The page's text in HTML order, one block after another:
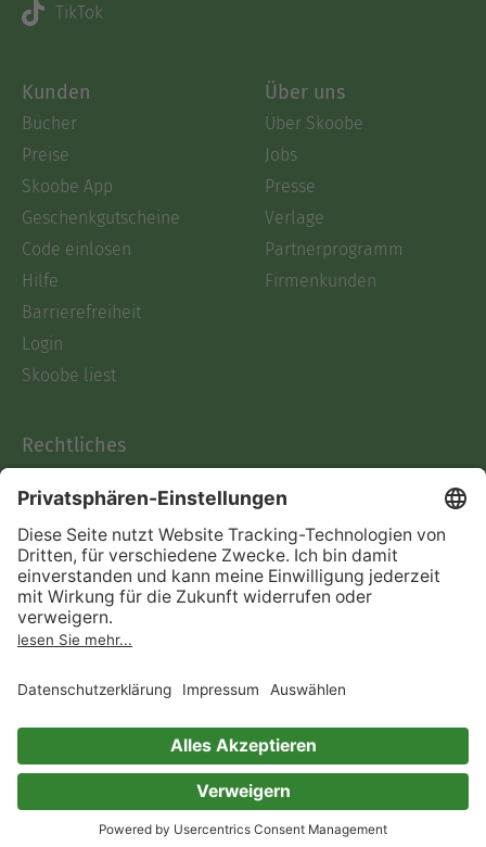
TikTok
Kunden
Bücher
Preise
Skoobe App
Geschenkgutscheine
Code einlösen
Hilfe
Barrierefreiheit
Login
Skoobe liest
Über uns
Über Skoobe
Jobs
Presse
Verlage
Partnerprogramm
Firmenkunden
Rechtliches
AGB
Informationen nach Data
Act
Verträge hier kündigen
Impressum
Immer ein gutes Buch